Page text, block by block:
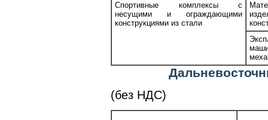
Спортивные комплексы с
несущими и ограждающими
конструкциями из стали
(без НДС)